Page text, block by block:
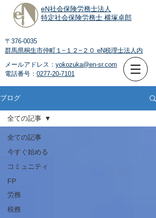
eN社会保険労務士法人
特定社会保険労務士 横塚卓郎
〒376-0035
群馬県桐生市仲町１−１２−２０ eN税理士法人内
メールアドレス： yokozuka@en-sr.com
電話番号： 0277-20-7101
ブログ
全ての記事
今すぐ始める
コミュニティ
FP
労務
税務
全ての記事